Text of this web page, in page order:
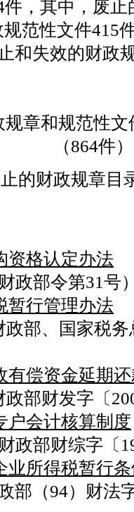
，其中，废
范性文件415
和失效的财政
章和规范性
（864件）
的财政规章目
资格认定办法
部令第31号
暂行管理办法
部、国家税务
有偿资金延期
部财发字〔
户会计核算制度
部财综字〔
业所得税暂行
（94）财法